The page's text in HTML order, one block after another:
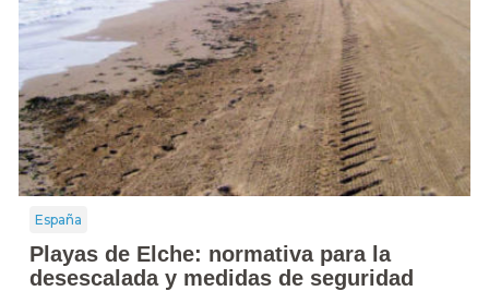
España
Playas de Elche: normativa para la
desescalada y medidas de seguridad